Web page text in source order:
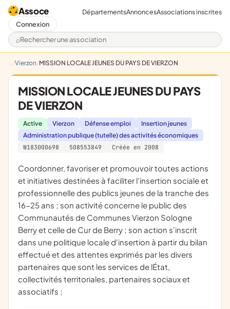
Assoce
Rechercher une association
DépartementsAnnoncesAssociations inscrites
Connexion
Vierzon MISSION LOCALE JEUNES DU PAYS DE VIERZON
MISSION LOCALE JEUNES DU PAYS
DE VIERZON
Active Vierzon Défense emploi
Insertion jeunes
Administration publique (tutelle) des activités économiques
W183000698
508553849 Créée en 2008
coordonner, favoriser et promouvoir toutes actions
et initiatives destinées à faciliter l'insertion sociale et
professionnelle des publics jeunes de la tranche des
16-25 ans ; son activité concerne le public des
Communautés de Communes Vierzon Sologne
Berry et celle de Cur de Berry ; son action s'inscrit
dans une politique locale d'insertion à partir du bilan
effectué et des attentes exprimés par les divers
partenaires que sont les services de lÉtat,
collectivités territoriales, partenaires sociaux et
associatifs ;